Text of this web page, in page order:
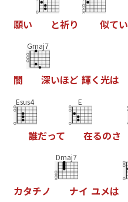
願い と祈り 似てい
闇
Gmaj7
深いほど 輝く光は
Esus4
誰だって
E
在るのさ
カタチノ
Dmaj7
ナイ ユメは